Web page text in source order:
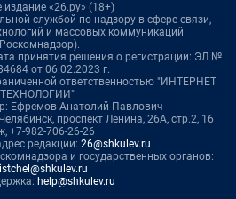
издание «26.ру» (18+)
службой по надзору в сфере связи,
и массовых коммуникаций
принятия решения о регистрации: ЭЛ №
от 06.02.2023 г.
ответственностью "ИНТЕРНЕТ
ТЕХНОЛОГИИ"
Ефремов Анатолий Павлович
проспект Ленина, 26А, стр.2, 16
+7-982-706-26-26
редакции: 26@shkulev.ru
и государственных органов:
help@shkulev.ru